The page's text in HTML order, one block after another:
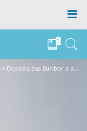
0
> Descida das Euribor e a “Moratória”: O que significa Para Si?